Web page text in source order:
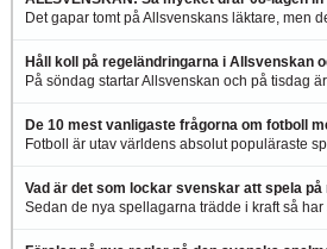
Det gapar tomt på Allsvenskans läktare, men
Håll koll på regeländringarna i Allsvenskan
På söndag startar Allsvenskan och på tisdag
De 10 mest vanligaste frågorna om fotboll
Fotboll är utav världens absolut populäraste
Vad är det som lockar svenskar att spela
Sedan de nya spellagarna trädde i kraft så